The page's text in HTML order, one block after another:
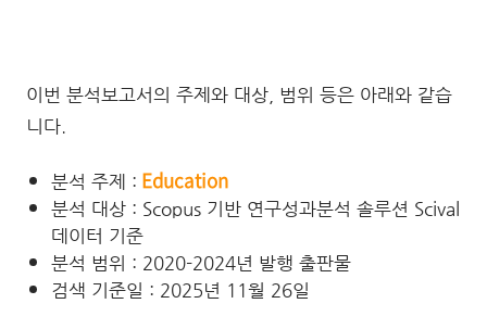
이번 분석보고서의 주제와 대상, 범위 등은 아래와 같습
니다.
분석 주제 : Education
분석 대상 : Scopus 기반 연구성과분석 솔루션 Scival
데이터 기준
분석 범위 : 2020-2024년 발행 출판물
검색 기준일 : 2025년 11월 26일